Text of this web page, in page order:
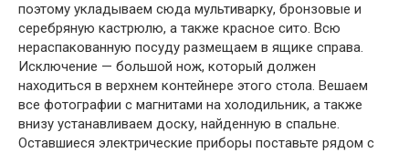
поэтому укладываем сюда мультиварку, бронзовые и
серебряную кастрюлю, а также красное сито. Всю
нераспакованную посуду размещаем в ящике справа.
Исключение — большой нож, который должен
находиться в верхнем контейнере этого стола. Вешаем
все фотографии с магнитами на холодильник, а также
внизу устанавливаем доску, найденную в спальне.
Оставшиеся электрические приборы поставьте рядом с